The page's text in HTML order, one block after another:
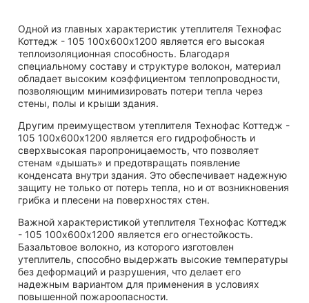
Одной из главных характеристик утеплителя Технофас
Коттедж - 105 100х600х1200 является его высокая
теплоизоляционная способность. Благодаря
специальному составу и структуре волокон, материал
обладает высоким коэффициентом теплопроводности,
позволяющим минимизировать потери тепла через
стены, полы и крыши здания.
Другим преимуществом утеплителя Технофас Коттедж -
105 100х600х1200 является его гидрофобность и
сверхвысокая паропроницаемость, что позволяет
стенам «дышать» и предотвращать появление
конденсата внутри здания. Это обеспечивает надежную
защиту не только от потерь тепла, но и от возникновения
грибка и плесени на поверхностях стен.
Важной характеристикой утеплителя Технофас Коттедж
- 105 100х600х1200 является его огнестойкость.
Базальтовое волокно, из которого изготовлен
утеплитель, способно выдержать высокие температуры
без деформаций и разрушения, что делает его
надежным вариантом для применения в условиях
повышенной пожароопасности.